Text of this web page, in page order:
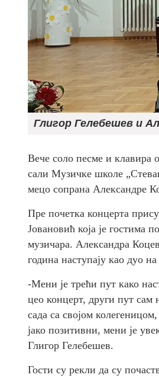
Глигор Гелебешев и
Вече соло песме и клавира
сали Музичке школе
мецо сопрана Александре
Пре почетка концерта
Јовановић која је гостима
музичара. Александра
година наступају као дуо
-Мени је трећи пут како
цео концерт, други пут сам
сада са својом
јако позитивни, мени је
Глигор Гелебешев.
Гости су рекли да су